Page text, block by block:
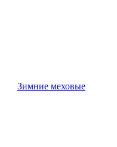
Зимние меховые